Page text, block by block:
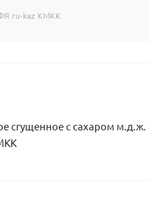
ru-kaz КМКК
сгущенное с сахаром м.д.ж.